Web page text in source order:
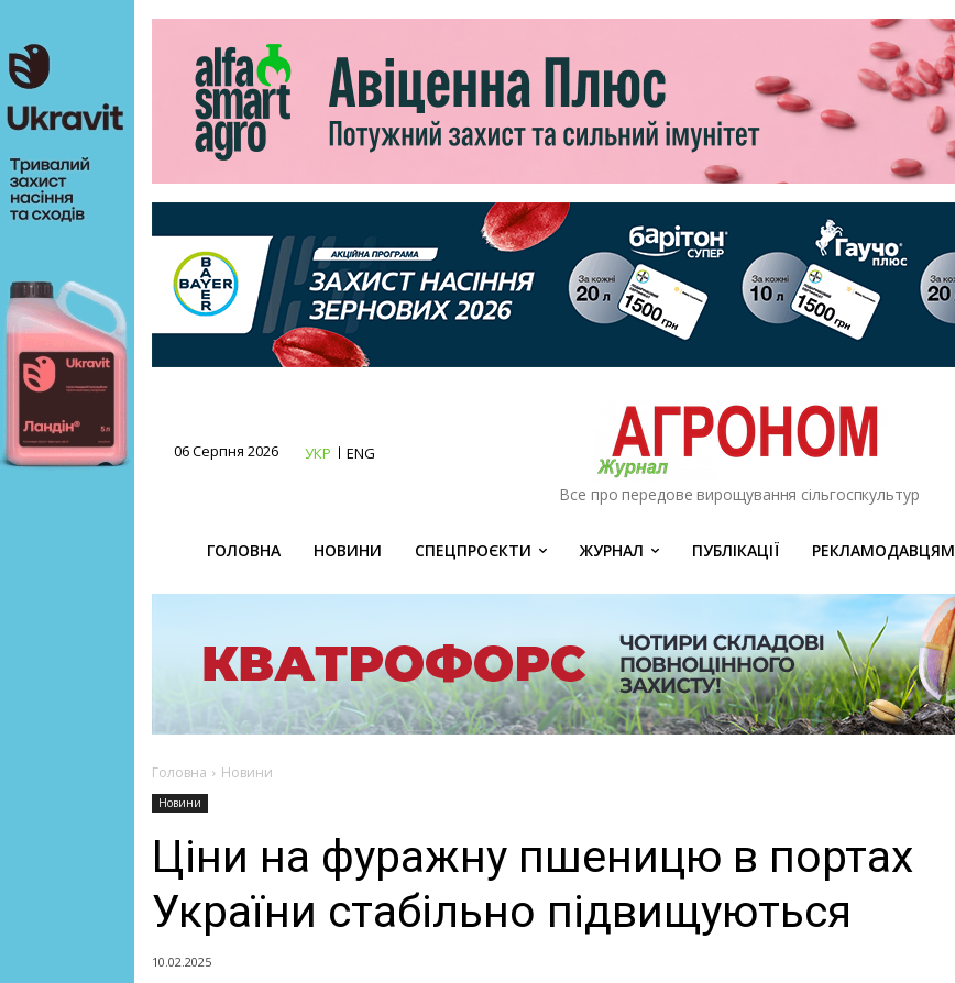
06 Серпня 2026 УКР ENG
Все про передове вирощування сільгоспкультур
ГОЛОВНА НОВИНИ СПЕЦПРОЄКТИ ЖУРНАЛ ПУБЛІКАЦІЇ РЕКЛАМОДАВЦЯМ
Головна Новини
Новини
Ціни на фуражну пшеницю в портах
України стабільно підвищуються
10.02.2025